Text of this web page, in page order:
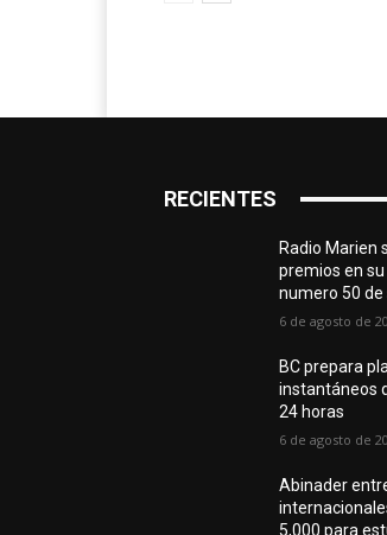
RECIENTES
Radio Marien
premios en
numero 50 de
6 de agosto de
BC prepara
instantáneos
24 horas
6 de agosto de
Abinader
5,000 para